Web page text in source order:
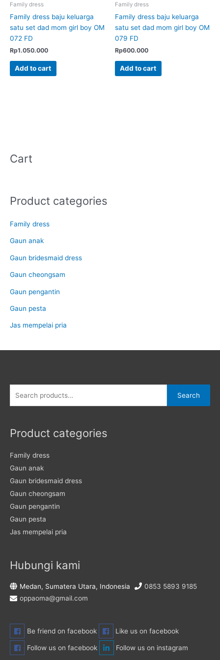
Family dress
Family dress baju keluarga
satu set dad mom girl boy OM
072 FD
Rp1.050.000
Add to cart
Family dress
Family dress baju keluarga
satu set dad mom girl boy OM
079 FD
Rp600.000
Add to cart
Cart
Product categories
Family dress
Gaun anak
Gaun bridesmaid dress
Gaun cheongsam
Gaun pengantin
Gaun pesta
Jas mempelai pria
for:
Search
Product categories
Family dress
Gaun anak
Gaun bridesmaid dress
Gaun cheongsam
Gaun pengantin
Gaun pesta
Jas mempelai pria
Hubungi kami
Medan, Sumatera Utara, Indonesia
0853 5893 9185
oppaoma@gmail.com
Be friend on facebook Like us on facebook
Follow us on facebook Follow us on instagram